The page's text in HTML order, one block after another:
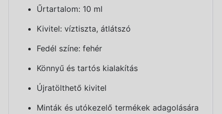
Űrtartalom: 10 ml
Kivitel: víztiszta, átlátszó
Fedél színe: fehér
Könnyű és tartós kialakítás
Újratölthető kivitel
Minták és utókezelő termékek adagolására